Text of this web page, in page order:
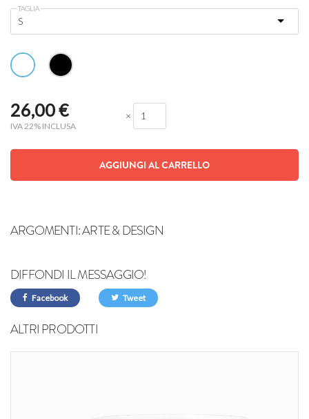
TAGLIA
26,00€
IVA 22% INCLUSA
×
AGGIUNGI AL CARRELLO
ARGOMENTI:ARTE & DESIGN
DIFFONDI IL MESSAGGIO!
Facebook Tweet
ALTRI PRODOTTI